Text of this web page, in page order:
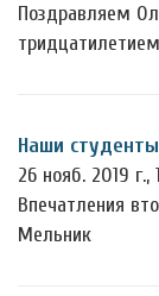
Поздравляем
Наши
26 нояб. 2019 г.,
Впечатления
Мельник